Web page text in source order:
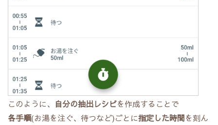
このように、 自分の抽出レシピを作成することで
各手順(お湯を注ぐ、待つなど)ごとに指定した時間を刻ん